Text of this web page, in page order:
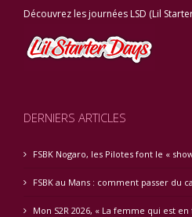
Découvrez les journées LSD (Lil
DERNIERS ARTICLES
FSBK Nogaro, les Pilotes font le «
FSBK au Mans : comment passer du
Mon S2R 2026, « La femme qui est en